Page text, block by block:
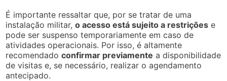
É importante ressaltar que, por se tratar de uma
instalação militar,o acesso está sujeito a restrições e
pode ser suspenso temporariamente em caso de
atividades operacionais. Por isso, é altamente
recomendadoconfirmar previamente a disponibilidade
de visitas e, se necessário, realizar o agendamento
antecipado.